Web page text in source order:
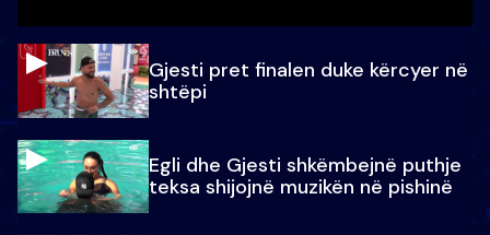
Gjesti pret finalen duke kërcyer në
shtëpi
Egli dhe Gjesti shkëmbejnë puthje
teksa shijojnë muzikën në pishinë